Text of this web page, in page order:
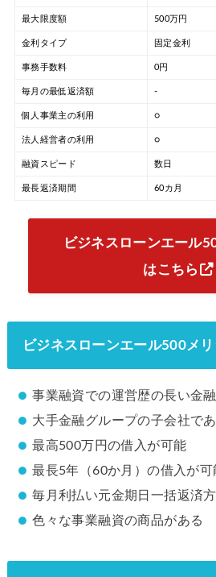
最大限度額 500万円
金利タイプ 固定金利
事務手数料 0円
毎月の最低返済額 -
個人事業主の利用 ○
法人経営者の利用 ○
融資スピード 数日
最長返済期間 60カ月
ビジネスローンエール
はこちら
ビジネスローンエール500メリ
事業融資での運営歴の長い金
大手金融グループの子会社で
最高500万円の借入が可能
最長5年（60か月）の借入が可
毎月利払い元金期日一括返済
色々な事業融資の商品がある